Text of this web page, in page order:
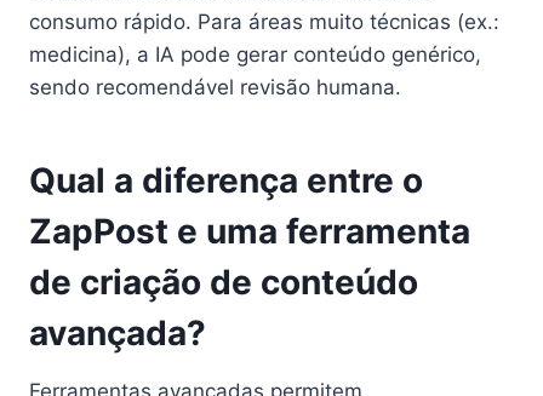
consumo rápido. Para áreas muito técnicas (ex.:
medicina), a IA pode gerar conteúdo genérico,
sendo recomendável revisão humana.
Qual a diferença entre o
ZapPost e uma ferramenta
de criação de conteúdo
avançada?
Ferramentas avançadas permitem